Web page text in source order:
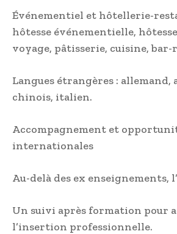
Événementiel et hôtellerie-
hôtesse événementielle, hôtesse
voyage, pâtisserie, cuisine, bar-
Langues étrangères : allemand,
chinois, italien.
Accompagnement et
internationales
Au-delà des ex enseignements,
Un suivi après formation pour
l’insertion professionnelle.